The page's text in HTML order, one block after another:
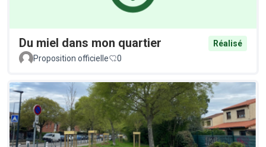
Du miel dans mon quartier
Réalisé
Proposition officielle
0